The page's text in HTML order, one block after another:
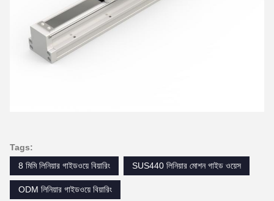
Tags:
8 মিমি লিনিয়ার গাইডওয়ে বিয়ারিং
SUS440 লিনিয়ার মোশন গাইড ওয়েস
ODM লিনিয়ার গাইডওয়ে বিয়ারিং